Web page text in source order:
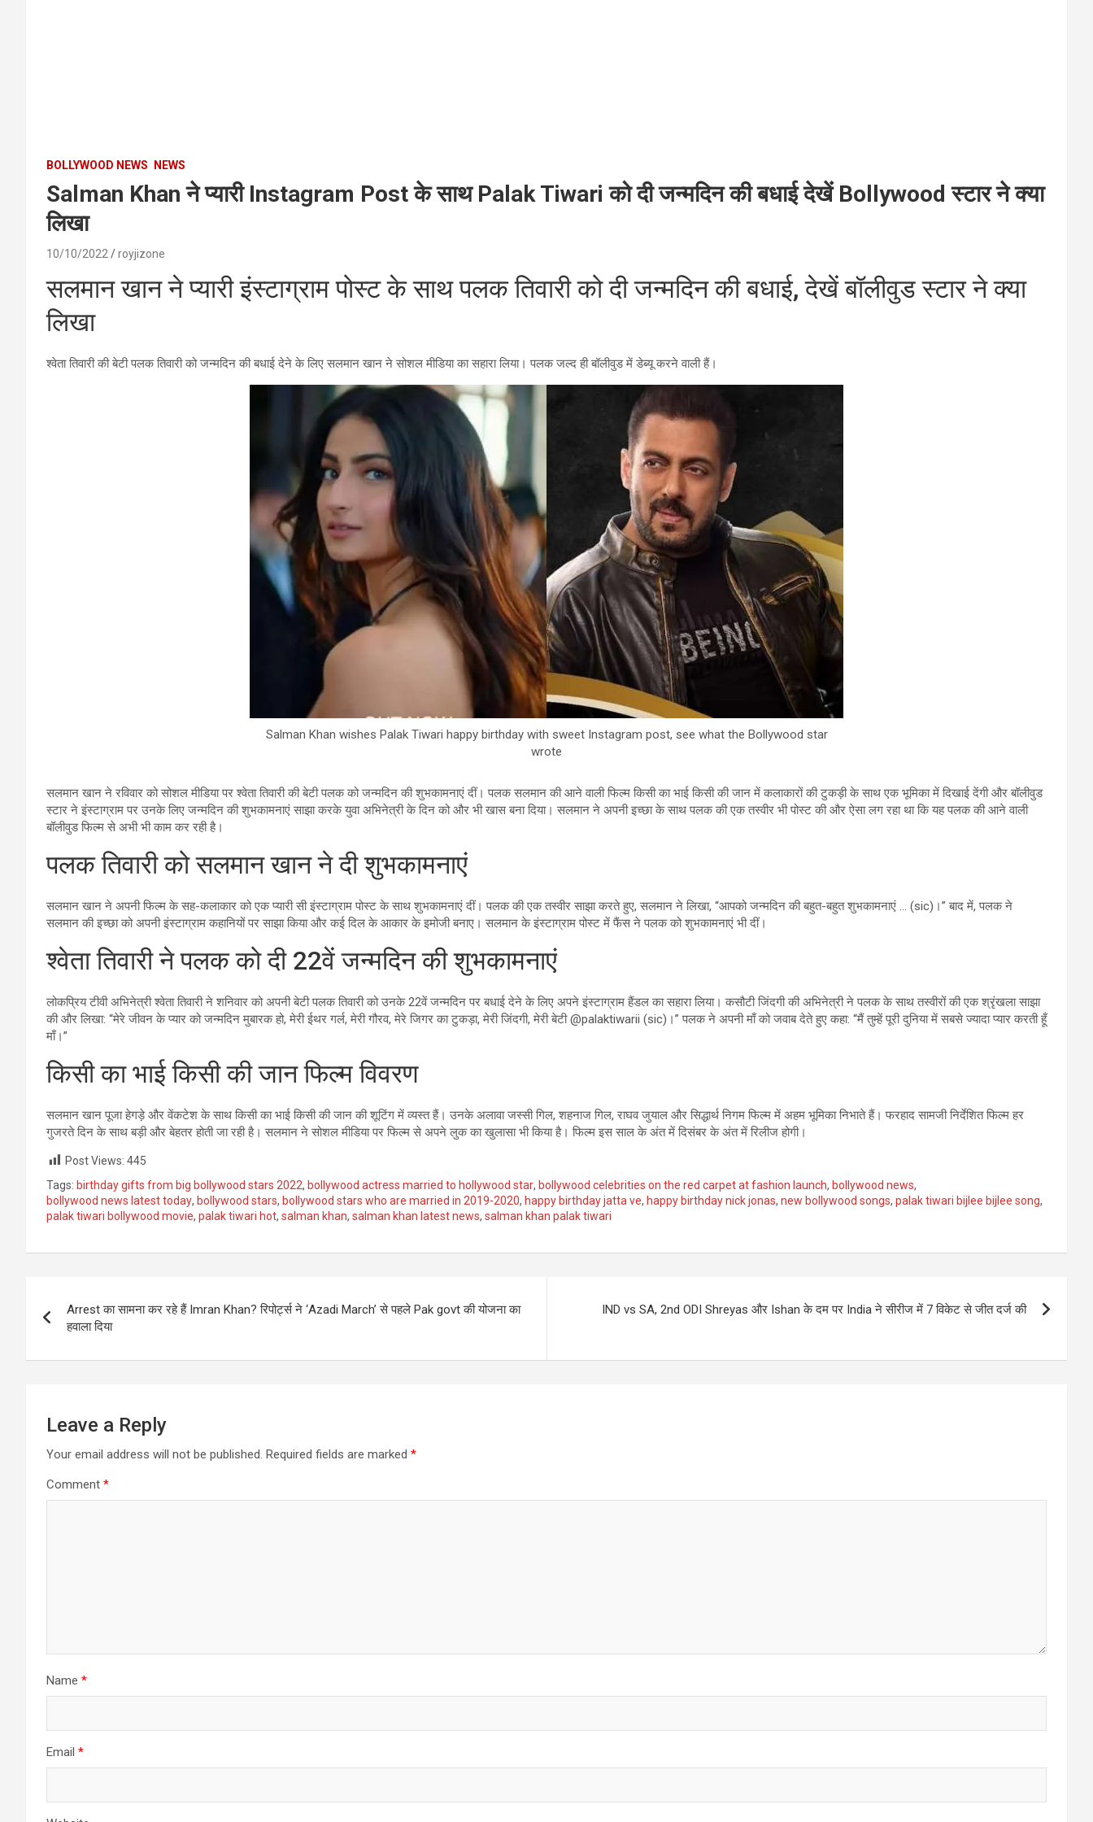
BOLLYWOOD NEWS NEWS
Salman Khan ने प्यारी Instagram Post के साथ Palak Tiwari को दी जन्मदिन की बधाई देखें Bollywood स्टार ने क्या
लिखा
10/10/2022 royjizone
सलमान खान ने प्यारी इंस्टाग्राम पोस्ट के साथ पलक तिवारी को दी जन्मदिन की बधाई, देखें बॉलीवुड स्टार ने क्या
लिखा
श्वेता तिवारी की बेटी पलक तिवारी को जन्मदिन की बधाई देने के लिए सलमान खान ने सोशल मीडिया का सहारा लिया। पलक जल्द ही बॉलीवुड में डेब्यू करने वाली हैं।
Salman Khan wishes Palak Tiwari happy birthday with sweet Instagram post, see what the Bollywood star
wrote
सलमान खान ने रविवार को सोशल मीडिया पर श्वेता तिवारी की बेटी पलक को जन्मदिन की शुभकामनाएं दीं। पलक सलमान की आने वाली फिल्म किसी का भाई किसी की जान में कलाकारों की टुकड़ी के साथ एक भूमिका में दिखाई देंगी और बॉलीवुड
स्टार ने इंस्टाग्राम पर उनके लिए जन्मदिन की शुभकामनाएं साझा करके युवा अभिनेत्री के दिन को और भी खास बना दिया। सलमान ने अपनी इच्छा के साथ पलक की एक तस्वीर भी पोस्ट की और ऐसा लग रहा था कि यह पलक की आने वाली
बॉलीवुड फिल्म से अभी भी काम कर रही है।
पलक तिवारी को सलमान खान ने दी शुभकामनाएं
सलमान खान ने अपनी फिल्म के सह-कलाकार को एक प्यारी सी इंस्टाग्राम पोस्ट के साथ शुभकामनाएं दीं। पलक की एक तस्वीर साझा करते हुए, सलमान ने लिखा, “आपको जन्मदिन की बहुत-बहुत शुभकामनाएं … (sic)।” बाद में, पलक ने
सलमान की इच्छा को अपनी इंस्टाग्राम कहानियों पर साझा किया और कई दिल के आकार के इमोजी बनाए। सलमान के इंस्टाग्राम पोस्ट में फैंस ने पलक को शुभकामनाएं भी दीं।
श्वेता तिवारी ने पलक को दी 22वें जन्मदिन की शुभकामनाएं
लोकप्रिय टीवी अभिनेत्री श्वेता तिवारी ने शनिवार को अपनी बेटी पलक तिवारी को उनके 22वें जन्मदिन पर बधाई देने के लिए अपने इंस्टाग्राम हैंडल का सहारा लिया। कसौटी जिंदगी की अभिनेत्री ने पलक के साथ तस्वीरों की एक श्रृंखला साझा
की और लिखा: “मेरे जीवन के प्यार को जन्मदिन मुबारक हो, मेरी ईथर गर्ल, मेरी गौरव, मेरे जिगर का टुकड़ा, मेरी जिंदगी, मेरी बेटी @palaktiwarii (sic)।” पलक ने अपनी माँ को जवाब देते हुए कहा: “मैं तुम्हें पूरी दुनिया में सबसे ज्यादा प्यार करती हूँ
माँ।”
किसी का भाई किसी की जान फिल्म विवरण
सलमान खान पूजा हेगड़े और वेंकटेश के साथ किसी का भाई किसी की जान की शूटिंग में व्यस्त हैं। उनके अलावा जस्सी गिल, शहनाज गिल, राघव जुयाल और सिद्धार्थ निगम फिल्म में अहम भूमिका निभाते हैं। फरहाद सामजी निर्देशित फिल्म हर
गुजरते दिन के साथ बड़ी और बेहतर होती जा रही है। सलमान ने सोशल मीडिया पर फिल्म से अपने लुक का खुलासा भी किया है। फिल्म इस साल के अंत में दिसंबर के अंत में रिलीज होगी।
Post Views: 445
Tags: birthday gifts from big bollywood stars 2022, bollywood actress married to hollywood star, bollywood celebrities on the red carpet at fashion launch, bollywood news,
bollywood news latest today, bollywood stars, bollywood stars who are married in 2019-2020, happy birthday jatta ve, happy birthday nick jonas, new bollywood songs, palak tiwari bijlee bijlee song,
palak tiwari bollywood movie, palak tiwari hot, salman khan, salman khan latest news, salman khan palak tiwari
navigation
Arrest का सामना कर रहे हैं Imran Khan? रिपोर्ट्स ने ‘Azadi March’ से पहले Pak govt की योजना का
हवाला दिया
IND vs SA, 2nd ODI Shreyas और Ishan के दम पर India ने सीरीज में 7 विकेट से जीत दर्ज की
Leave a Reply
Your email address will not be published. Required fields are marked *
Comment *
Name *
Email *